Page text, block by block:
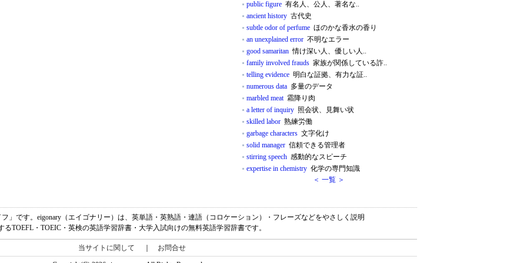
public figure 有名人、公人、著名な..
ancient history 古代史
subtle odor of perfume ほのかな香水の香り
an unexplained error 不明なエラー
good samaritan 情け深い人、優しい人..
family involved frauds 家族が関係している詐..
telling evidence 明白な証拠、有力な証..
numerous data 多量のデータ
marbled meat霜降り肉
a letter of inquiry 照会状、見舞い状
skilled labor 熟練労働
garbage characters 文字化け
solid manager 信頼できる管理者
stirring speech 感動的なスピーチ
expertise in chemistry 化学の専門知識
＜ 一覧 ＞
」です。eigonary（エイゴナリー）は、英単語・英熟語・連語（コロケーション）・フレーズなどをやさしく説明
るTOEFL・TOEIC・英検の英語学習辞書・大学入試向けの無料英語学習辞書です。
当サイトに関して お問合せ